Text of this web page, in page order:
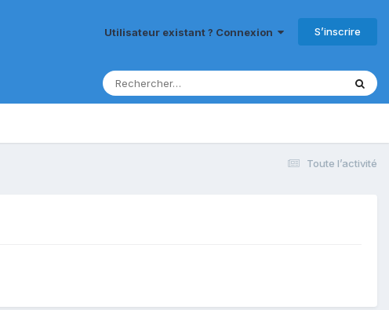
Utilisateur existant ? Connexion S’inscrire
Toute l’activité